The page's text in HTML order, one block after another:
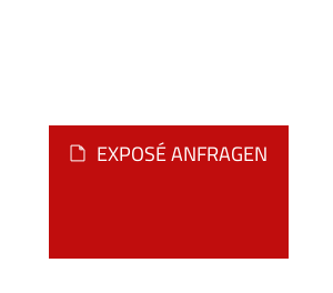
EXPOSÉ ANFRAGEN